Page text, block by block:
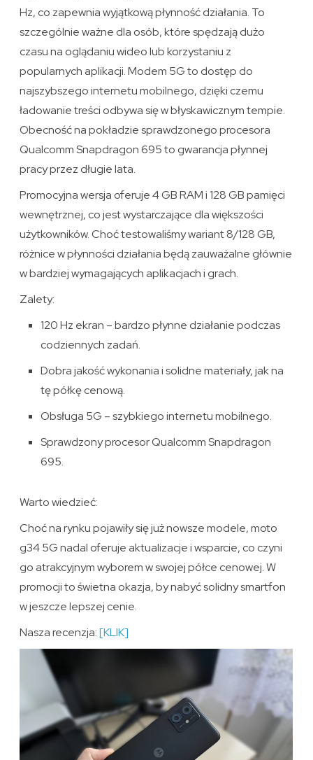
Hz, co zapewnia wyjątkową płynność działania. To
szczególnie ważne dla osób, które spędzają dużo
czasu na oglądaniu wideo lub korzystaniu z
popularnych aplikacji. Modem 5G to dostęp do
najszybszego internetu mobilnego, dzięki czemu
ładowanie treści odbywa się w błyskawicznym tempie.
Obecność na pokładzie sprawdzonego procesora
Qualcomm Snapdragon 695 to gwarancja płynnej
pracy przez długie lata.
Promocyjna wersja oferuje 4 GB RAM i 128 GB pamięci
wewnętrznej, co jest wystarczające dla większości
użytkowników. Choć testowaliśmy wariant 8/128 GB,
różnice w płynności działania będą zauważalne głównie
w bardziej wymagających aplikacjach i grach.
Zalety:
120 Hz ekran – bardzo płynne działanie podczas
codziennych zadań.
Dobra jakość wykonania i solidne materiały, jak na
tę półkę cenową.
Obsługa 5G – szybkiego internetu mobilnego.
Sprawdzony procesor Qualcomm Snapdragon
695.
Warto wiedzieć:
Choć na rynku pojawiły się już nowsze modele, moto
g34 5G nadal oferuje aktualizacje i wsparcie, co czyni
go atrakcyjnym wyborem w swojej półce cenowej. W
promocji to świetna okazja, by nabyć solidny smartfon
w jeszcze lepszej cenie.
Nasza recenzja:[KLIK]